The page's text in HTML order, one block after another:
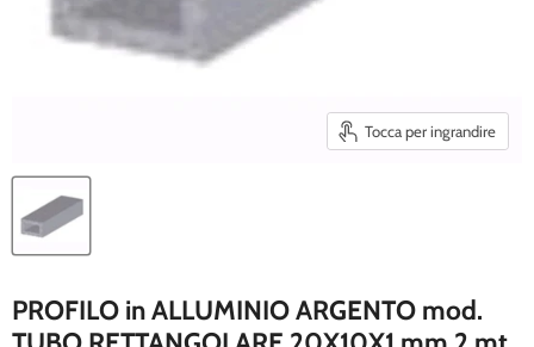
Tocca per ingrandire
PROFILO in ALLUMINIO ARGENTO mod.